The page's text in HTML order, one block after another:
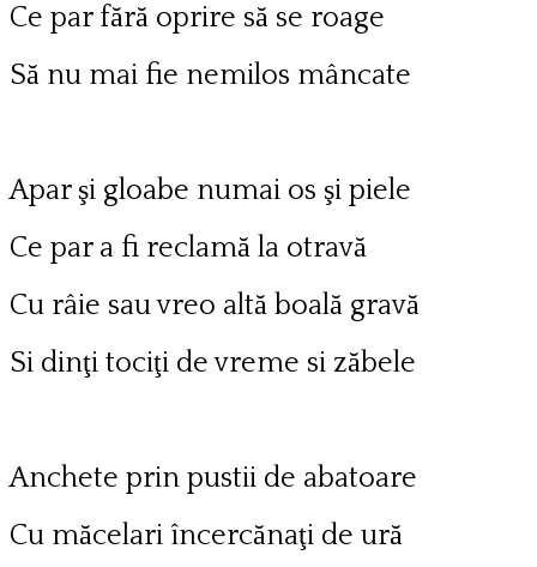
Ce par fără oprire să se roage
Să nu mai fie nemilos mâncate
Apar şi gloabe numai os şi piele
Ce par a fi reclamă la otravă
Cu râie sau vreo altă boală gravă
Si dinţi tociţi de vreme si zăbele
Anchete prin pustii de abatoare
Cu măcelari încercănaţi de ură